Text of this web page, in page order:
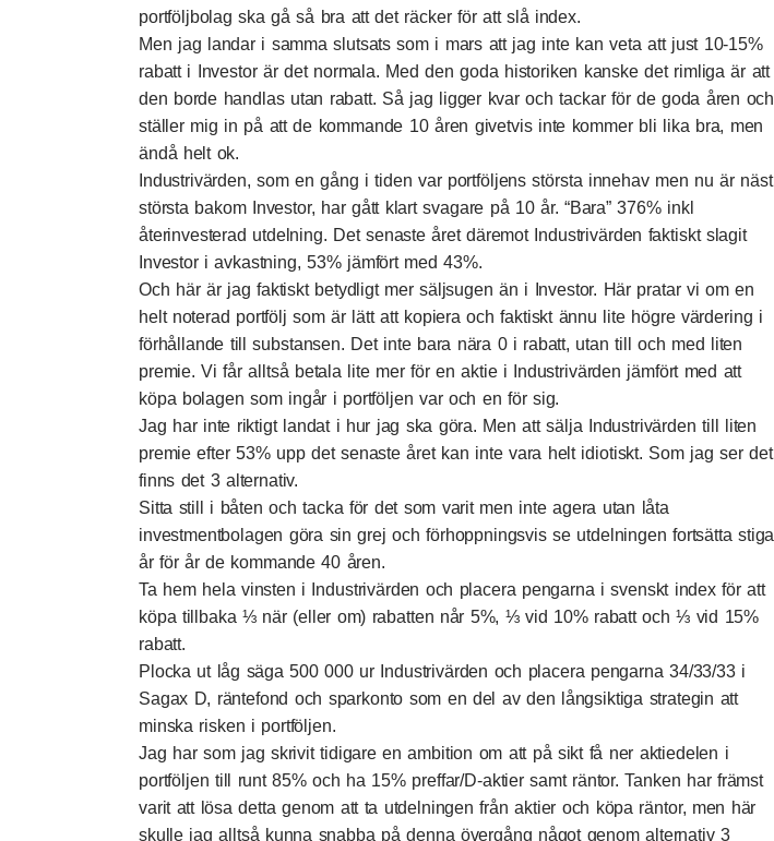
portföljbolag ska gå så bra att det räcker för att slå index.
Men jag landar i samma slutsats som i mars att jag inte kan veta att just 10-15%
rabatt i Investor är det normala. Med den goda historiken kanske det rimliga är att
den borde handlas utan rabatt. Så jag ligger kvar och tackar för de goda åren och
ställer mig in på att de kommande 10 åren givetvis inte kommer bli lika bra, men
ändå helt ok.
Industrivärden, som en gång i tiden var portföljens största innehav men nu är näst
största bakom Investor, har gått klart svagare på 10 år. “Bara” 376% inkl
återinvesterad utdelning. Det senaste året däremot Industrivärden faktiskt slagit
Investor i avkastning, 53% jämfört med 43%.
Och här är jag faktiskt betydligt mer säljsugen än i Investor. Här pratar vi om en
helt noterad portfölj som är lätt att kopiera och faktiskt ännu lite högre värdering i
förhållande till substansen. Det inte bara nära 0 i rabatt, utan till och med liten
premie. Vi får alltså betala lite mer för en aktie i Industrivärden jämfört med att
köpa bolagen som ingår i portföljen var och en för sig.
Jag har inte riktigt landat i hur jag ska göra. Men att sälja Industrivärden till liten
premie efter 53% upp det senaste året kan inte vara helt idiotiskt. Som jag ser det
finns det 3 alternativ.
Sitta still i båten och tacka för det som varit men inte agera utan låta
investmentbolagen göra sin grej och förhoppningsvis se utdelningen fortsätta stiga
år för år de kommande 40 åren.
Ta hem hela vinsten i Industrivärden och placera pengarna i svenskt index för att
köpa tillbaka ⅓ när (eller om) rabatten når 5%, ⅓ vid 10% rabatt och ⅓ vid 15%
rabatt.
Plocka ut låg säga 500 000 ur Industrivärden och placera pengarna 34/33/33 i
Sagax D, räntefond och sparkonto som en del av den långsiktiga strategin att
minska risken i portföljen.
Jag har som jag skrivit tidigare en ambition om att på sikt få ner aktiedelen i
portföljen till runt 85% och ha 15% preffar/D-aktier samt räntor. Tanken har främst
varit att lösa detta genom att ta utdelningen från aktier och köpa räntor, men här
skulle jag alltså kunna snabba på denna övergång något genom alternativ 3